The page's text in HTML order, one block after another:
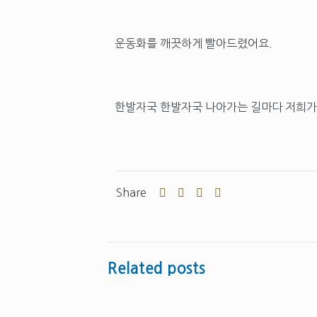
운동화를 깨끗하게 빨아드렸어요.
한발자국 한발자국 나아가는 길마다 저희
Share
Related posts